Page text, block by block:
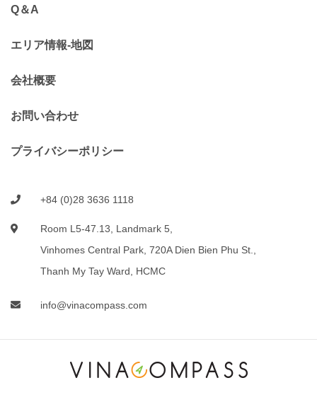
Q＆A
エリア情報-地図
会社概要
お問い合わせ
プライバシーポリシー
+84 (0)28 3636 1118
Room L5-47.13, Landmark 5,
Vinhomes Central Park, 720A Dien Bien Phu St.,
Thanh My Tay Ward, HCMC
info@vinacompass.com